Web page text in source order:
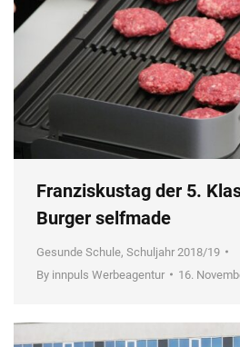
Franziskustag der 5.
Burger selfmade
Gesunde Schule, Schuljahr 2018/19
By innpuls Werbeagentur 16.